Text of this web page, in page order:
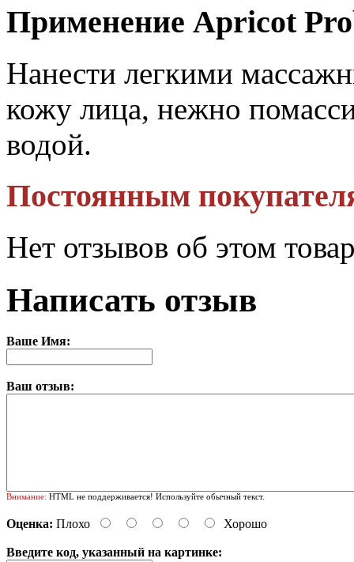
Применение Apricot
Нанести легкими
кожу лица, нежно
водой.
Постоянным
Нет отзывов об этом
Написать отзыв
Ваше Имя:
Ваш отзыв:
Внимание: HTML не поддерживается! Используйте обычный текст.
Оценка: Плохо Хорошо
Введите код, указанный на картинке: